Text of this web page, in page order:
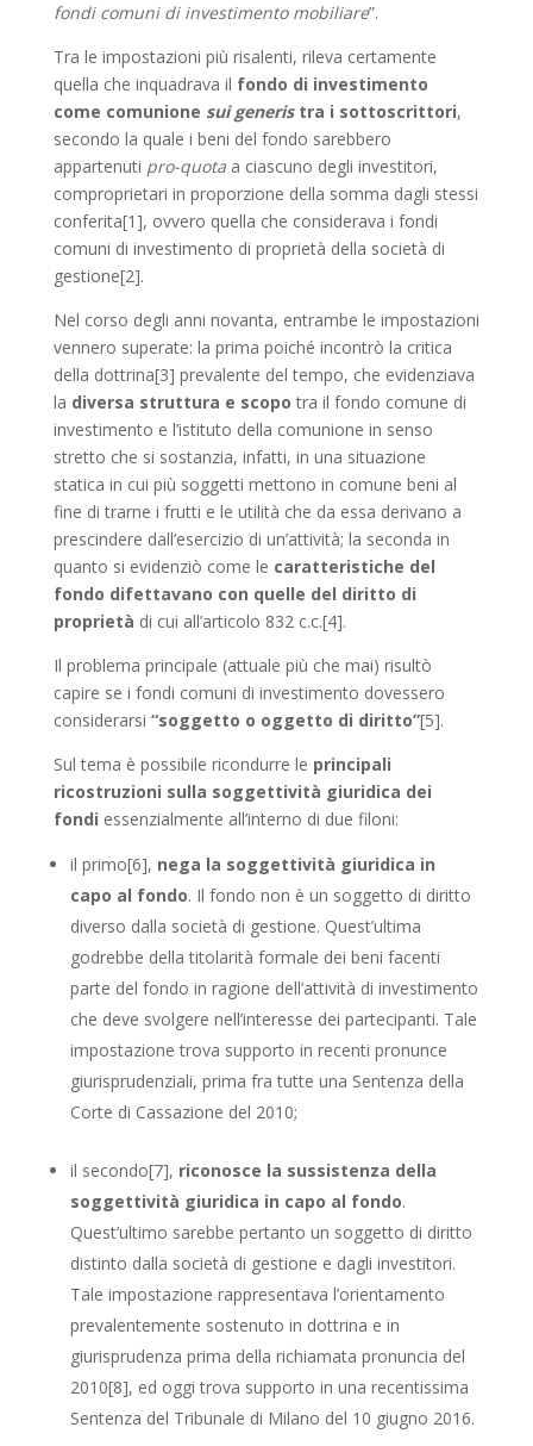
fondi comuni di investimento mobiliare”.
Tra le impostazioni più risalenti, rileva certamente
quella che inquadrava il fondo di investimento
come comunione sui generistra i sottoscrittori,
secondo la quale i beni del fondo sarebbero
appartenuti pro-quotaa ciascuno degli investitori,
comproprietari in proporzione della somma dagli stessi
conferita[1], ovvero quella che considerava i fondi
comuni di investimento di proprietà della società di
gestione[2].
Nel corso degli anni novanta, entrambe le impostazioni
vennero superate: la prima poiché incontrò la critica
della dottrina[3] prevalente del tempo, che evidenziava
la diversa struttura e scopo tra il fondo comune di
investimento e l’istituto della comunione in senso
stretto che si sostanzia, infatti, in una situazione
statica in cui più soggetti mettono in comune beni al
fine di trarne i frutti e le utilità che da essa derivano a
prescindere dall’esercizio di un’attività; la seconda in
quanto si evidenziò come le caratteristiche del
fondo difettavano con quelle del diritto di
proprietà di cui all’articolo 832 c.c.[4].
Il problema principale (attuale più che mai) risultò
capire se i fondi comuni di investimento dovessero
considerarsi “soggetto o oggetto di diritto”[5].
Sul tema è possibile ricondurre le principali
ricostruzioni sulla soggettività giuridica dei
fondi essenzialmente all’interno di due filoni:
il primo[6], nega la soggettività giuridica in
capo al fondo. Il fondo non è un soggetto di diritto
diverso dalla società di gestione. Quest’ultima
godrebbe della titolarità formale dei beni facenti
parte del fondo in ragione dell’attività di investimento
che deve svolgere nell’interesse dei partecipanti. Tale
impostazione trova supporto in recenti pronunce
giurisprudenziali, prima fra tutte una Sentenza della
Corte di Cassazione del 2010;
il secondo[7], riconosce la sussistenza della
soggettività giuridica in capo al fondo.
Quest’ultimo sarebbe pertanto un soggetto di diritto
distinto dalla società di gestione e dagli investitori.
Tale impostazione rappresentava l’orientamento
prevalentemente sostenuto in dottrina e in
giurisprudenza prima della richiamata pronuncia del
2010[8], ed oggi trova supporto in una recentissima
Sentenza del Tribunale di Milano del 10 giugno 2016.